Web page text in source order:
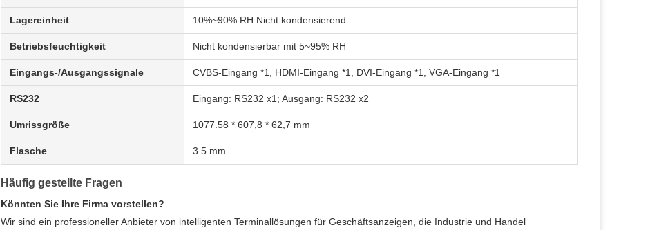
Lagereinheit 10%~90% RH Nicht kondensierend
Betriebsfeuchtigkeit Nicht kondensierbar mit 5~95% RH
Eingangs-/Ausgangssignale CVBS-Eingang *1, HDMI-Eingang *1, DVI-Eingang *1, VGA-Eingang *1
RS232 Eingang: RS232 x1; Ausgang: RS232 x2
Umrissgröße 1077.58 * 607,8 * 62,7 mm
Flasche 3.5 mm
Häufig gestellte Fragen
Könnten Sie Ihre Firma vorstellen?
Wir sind ein professioneller Anbieter von intelligenten Terminallösungen für Geschäftsanzeigen, die Industrie und Handel